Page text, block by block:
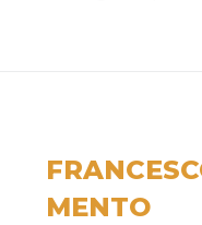
MENTO